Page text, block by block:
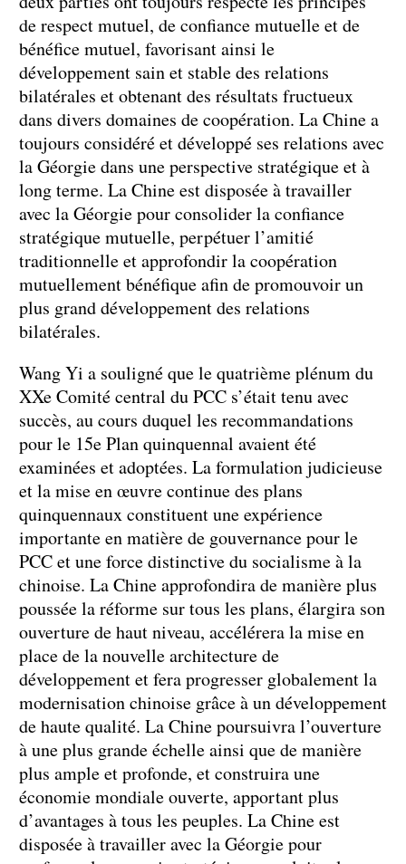
de respect mutuel, de confiance mutuelle et de
bénéfice mutuel, favorisant ainsi le
développement sain et stable des relations
bilatérales et obtenant des résultats fructueux
dans divers domaines de coopération. La Chine a
toujours considéré et développé ses relations avec
la Géorgie dans une perspective stratégique et à
long terme. La Chine est disposée à travailler
avec la Géorgie pour consolider la confiance
stratégique mutuelle, perpétuer l’amitié
traditionnelle et approfondir la coopération
mutuellement bénéfique afin de promouvoir un
plus grand développement des relations
bilatérales.
Wang Yi a souligné que le quatrième plénum du
XXe Comité central du PCC s’était tenu avec
succès, au cours duquel les recommandations
pour le 15e Plan quinquennal avaient été
examinées et adoptées. La formulation judicieuse
et la mise en œuvre continue des plans
quinquennaux constituent une expérience
importante en matière de gouvernance pour le
PCC et une force distinctive du socialisme à la
chinoise. La Chine approfondira de manière plus
poussée la réforme sur tous les plans, élargira son
ouverture de haut niveau, accélérera la mise en
place de la nouvelle architecture de
développement et fera progresser globalement la
modernisation chinoise grâce à un développement
de haute qualité. La Chine poursuivra l’ouverture
à une plus grande échelle ainsi que de manière
plus ample et profonde, et construira une
économie mondiale ouverte, apportant plus
d’avantages à tous les peuples. La Chine est
disposée à travailler avec la Géorgie pour